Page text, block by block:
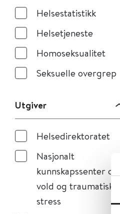
Helsestatistikk
Helsetjeneste
Homoseksualitet
Seksuelle overgrep
Utgiver
Helsedirektoratet
Nasjonalt
kunnskapssenter om
vold og traumatisk
stress